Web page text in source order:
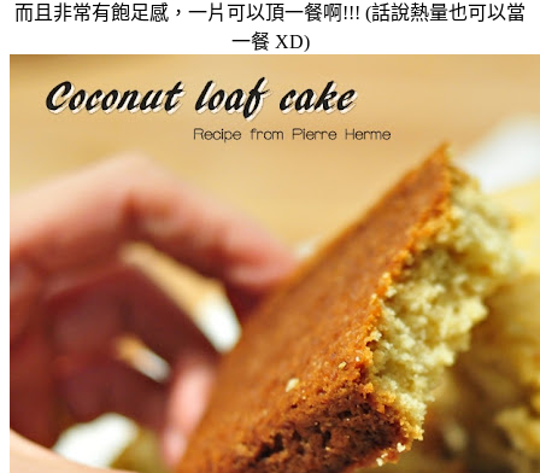
而且非常有飽足感，一片可以頂一餐啊!!! (話說熱量也可以當
一餐 XD)